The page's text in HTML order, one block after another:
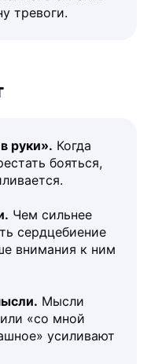
тревоги.
руки». Когда
бояться,
Чем сильнее
сердцебиение
внимания к ним
Мысли
«со мной
усиливают